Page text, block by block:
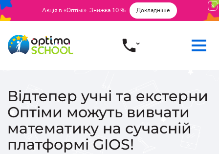
Акція в «Оптімі». Знижка 10 % Докладніше
Відтепер учні та екстерни
Оптіми можуть вивчати
математику на сучасній
платформі GIOS!